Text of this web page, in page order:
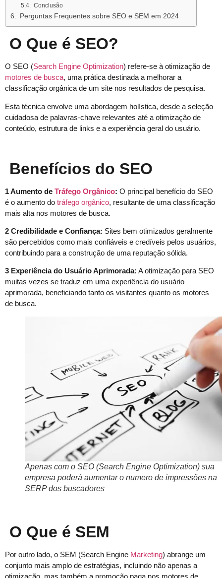
Conclusão
Perguntas Frequentes sobre SEO e SEM em 2024
O Que é SEO?
O SEO (Search Engine Optimization) refere-se à otimização de
motores de busca, uma prática destinada a melhorar a
classificação orgânica de um site nos resultados de pesquisa.
Esta técnica envolve uma abordagem holística, desde a seleção
cuidadosa de palavras-chave relevantes até a otimização de
conteúdo, estrutura de links e a experiência geral do usuário.
Benefícios do SEO
1 Aumento de Tráfego Orgânico: O principal benefício do SEO
é o aumento do tráfego orgânico, resultante de uma classificação
mais alta nos motores de busca.
2 Credibilidade e Confiança: Sites bem otimizados geralmente
são percebidos como mais confiáveis e credíveis pelos usuários,
contribuindo para a construção de uma reputação sólida.
3 Experiência do Usuário Aprimorada: A otimização para SEO
muitas vezes se traduz em uma experiência do usuário
aprimorada, beneficiando tanto os visitantes quanto os motores
de busca.
Apenas com o SEO (Search Engine Optimization) sua
empresa poderá aumentar o numero de impressões na
SERP dos buscadores
O Que é SEM
Por outro lado, o SEM (Search Engine Marketing) abrange um
conjunto mais amplo de estratégias, incluindo não apenas a
otimização, mas também a promoção paga nos motores de